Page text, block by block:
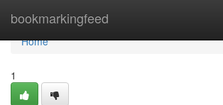
bookmarkingfeed
Home
Home
1